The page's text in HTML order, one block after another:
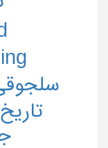
تاریخ